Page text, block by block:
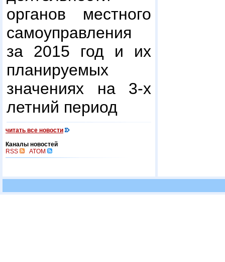
органов местного
самоуправления
за 2015 год и их
планируемых
значениях на 3-х
летний период
читать все новости
Каналы новостей
RSS
ATOM